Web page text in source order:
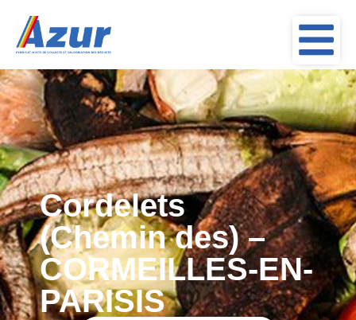
Cordelets
(Chemin des) –
CORMEILLES-EN-
PARISIS